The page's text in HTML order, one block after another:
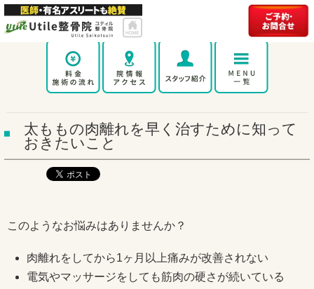
太ももの肉離れを早く治すために知って
おきたいこと
このようなお悩みはありませんか？
肉離れをしてから1ヶ月以上痛みが改善されない
電気やマッサージをしても筋肉の硬さが続いている